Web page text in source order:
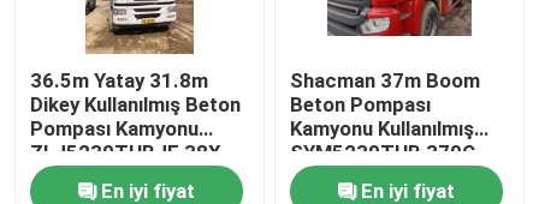
36.5m Yatay 31.8m
Dikey Kullanılmış Beton
Pompası Kamyonu
ZLJ5230THBJE 38X-
5RZ
En iyi fiyat
Shacman 37m Boom
Beton Pompası
Kamyonu Kullanılmış
SYM5230THB 370C-
8A J08E WY Motor
En iyi fiyat